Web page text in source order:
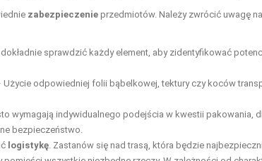
zabezpieczenie przedmiotów. Należy zwrócić uwagę
sprawdzić każdy element, aby zidentyfikować
odpowiedniej folii bąbelkowej, tektury czy koców
wymagają indywidualnego podejścia w kwestii pakowania,
bezpieczeństwo.
logistykę . Zastanów się nad trasą, która będzie